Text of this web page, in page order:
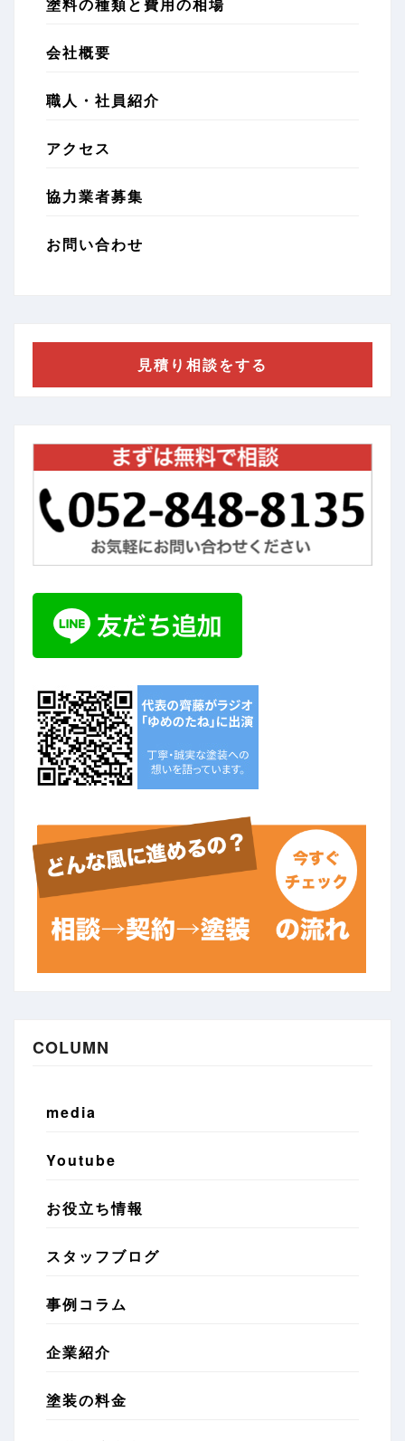
塗料の種類と費用の相場
会社概要
職人・社員紹介
アクセス
協力業者募集
お問い合わせ
見積り相談をする
COLUMN
media
Youtube
お役立ち情報
スタッフブログ
事例コラム
企業紹介
塗装の料金